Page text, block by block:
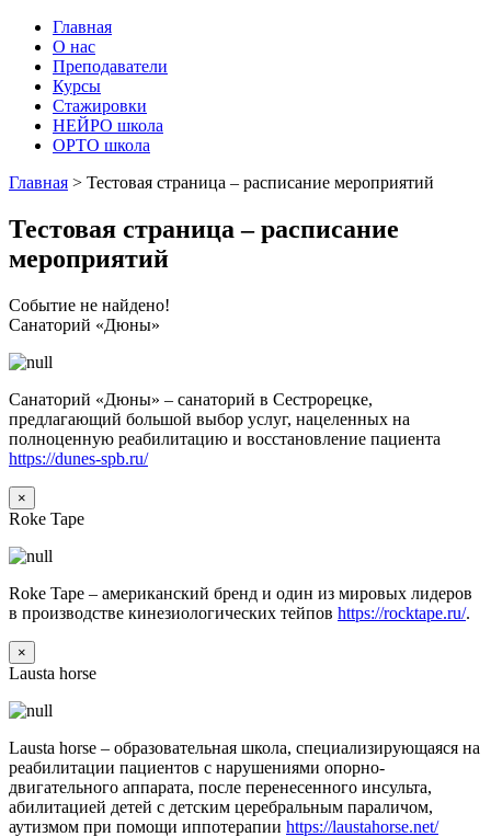
Главная
О нас
Преподаватели
Курсы
Стажировки
НЕЙРО школа
ОРТО школа
Главная > Тестовая страница – расписание мероприятий
Тестовая страница – расписание
мероприятий
Событие не найдено!
Санаторий «Дюны»
Санаторий «Дюны» – санаторий в Сестрорецке,
предлагающий большой выбор услуг, нацеленных на
полноценную реабилитацию и восстановление пациента
https://dunes-spb.ru/
×
Roke Tape
Roke Tape – американский бренд и один из мировых лидеров
в производстве кинезиологических тейпов https://rocktape.ru/.
×
Lausta horse
Lausta horse – образовательная школа, специализирующаяся на
реабилитации пациентов с нарушениями опорно-
двигательного аппарата, после перенесенного инсульта,
абилитацией детей с детским церебральным параличом,
аутизмом при помощи иппотерапии https://laustahorse.net/